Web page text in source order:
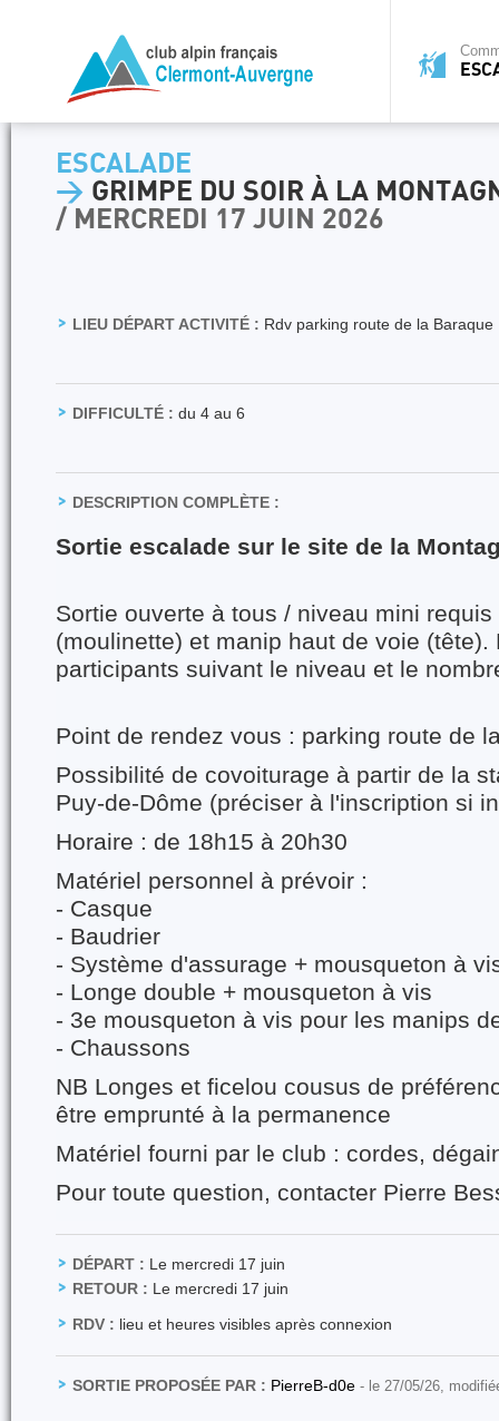
ESCALADE
> GRIMPE DU SOIR À LA
/ MERCREDI 17 JUIN 2026
LIEU DÉPART ACTIVITÉ : Rdv parking route de la Baraque
DIFFICULTÉ : du 4 au 6
DESCRIPTION COMPLÈTE :
Sortie escalade sur le site de la
Sortie ouverte à tous / niveau mini requis
(moulinette) et manip haut de voie (tête).
participants suivant le niveau et le
Point de rendez vous : parking route de
Possibilité de covoiturage à partir de la
Puy-de-Dôme (préciser à l'inscription si
Horaire : de 18h15 à 20h30
Matériel personnel à prévoir :
- Casque
- Baudrier
- Système d'assurage + mousqueton à
- Longe double + mousqueton à vis
- 3e mousqueton à vis pour les manips
- Chaussons
NB Longes et ficelou cousus de
être emprunté à la permanence
Matériel fourni par le club : cordes,
Pour toute question, contacter Pierre
DÉPART : Le mercredi 17 juin
RETOUR : Le mercredi 17 juin
RDV : lieu et heures visibles après connexion
SORTIE PROPOSÉE PAR : PierreB-d0e - le 27/05/26,